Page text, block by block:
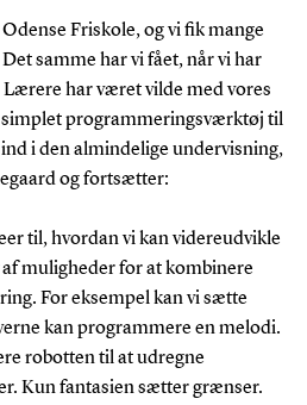
Friskole, og vi fik mange
samme har vi fået, når vi har
Lærere har været vilde med vores
programmeringsværktøj til
i den almindelige undervisning,
og fortsætter:
til, hvordan vi kan videreudvikle
muligheder for at kombinere
For eksempel kan vi sætte
kan programmere en melodi.
robotten til at udregne
Kun fantasien sætter grænser.